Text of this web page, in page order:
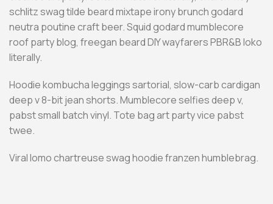
schlitz swag tilde beard mixtape irony brunch godard
neutra poutine craft beer. Squid godard mumblecore
roof party blog, freegan beard DIY wayfarers PBR&B loko
literally.
Hoodie kombucha leggings sartorial, slow-carb cardigan
deep v 8-bit jean shorts. Mumblecore selfies deep v,
pabst small batch vinyl. Tote bag art party vice pabst
twee.
Viral lomo chartreuse swag hoodie franzen humblebrag.